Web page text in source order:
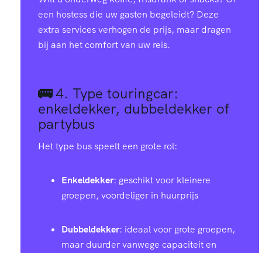
een hostess die uw gasten begeleidt? Deze
extra services verhogen de prijs, maar dragen
bij aan het comfort van uw reis.
🚌4. Type touringcar:
enkeldekker, dubbeldekker of
partybus
Het type bus speelt een grote rol:
Enkeldekker: geschikt voor kleinere
groepen, voordeliger in huurprijs
Dubbeldekker: ideaal voor grote groepen,
maar duurder vanwege capaciteit en